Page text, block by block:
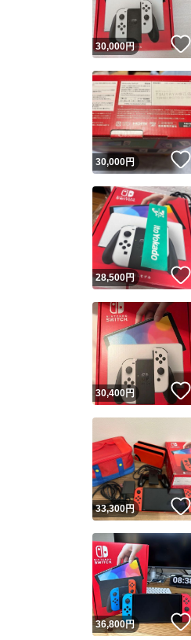
30,000円
30,000円
28,500円
30,400円
33,300円
36,800円